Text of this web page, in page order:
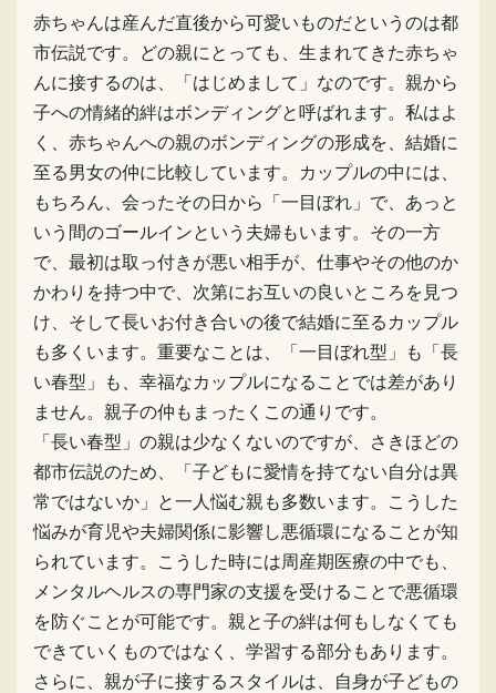
赤ちゃんは産んだ直後から可愛いものだというのは都
市伝説です。どの親にとっても、生まれてきた赤ちゃ
んに接するのは、「はじめまして」なのです。親から
子への情緒的絆はボンディングと呼ばれます。私はよ
く、赤ちゃんへの親のボンディングの形成を、結婚に
至る男女の仲に比較しています。カップルの中には、
もちろん、会ったその日から「一目ぼれ」で、あっと
いう間のゴールインという夫婦もいます。その一方
で、最初は取っ付きが悪い相手が、仕事やその他のか
かわりを持つ中で、次第にお互いの良いところを見つ
け、そして長いお付き合いの後で結婚に至るカップル
も多くいます。重要なことは、「一目ぼれ型」も「長
い春型」も、幸福なカップルになることでは差があり
ません。親子の仲もまったくこの通りです。
「長い春型」の親は少なくないのですが、さきほどの
都市伝説のため、「子どもに愛情を持てない自分は異
常ではないか」と一人悩む親も多数います。こうした
悩みが育児や夫婦関係に影響し悪循環になることが知
られています。こうした時には周産期医療の中でも、
メンタルヘルスの専門家の支援を受けることで悪循環
を防ぐことが可能です。親と子の絆は何もしなくても
できていくものではなく、学習する部分もあります。
さらに、親が子に接するスタイルは、自身が子どもの